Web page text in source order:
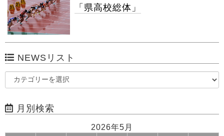
「県高校総体」
NEWSリスト
月別検索
2026年5月